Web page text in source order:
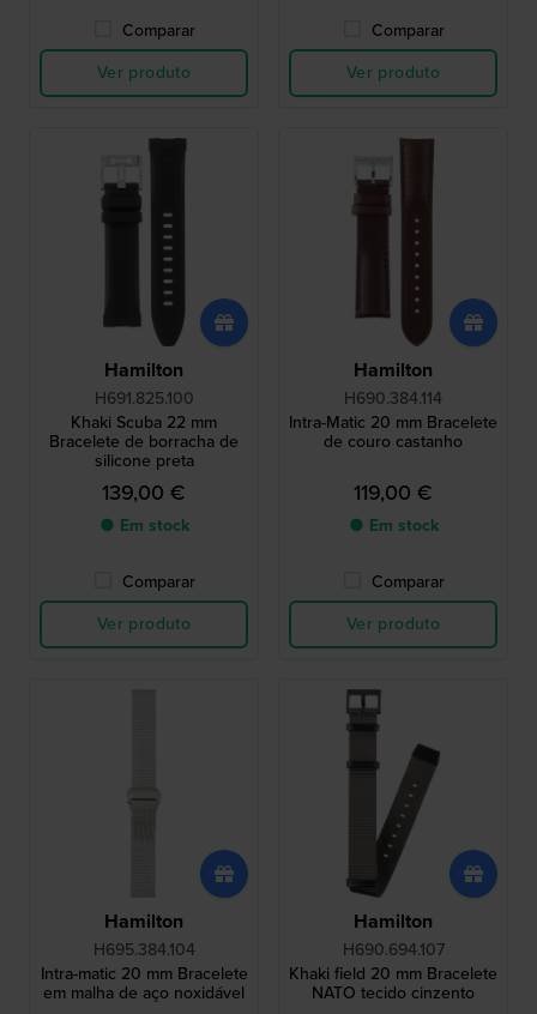
Comparar
Ver produto
Comparar
Ver produto
Hamilton
H691.825.100
Khaki Scuba 22 mm
Bracelete de borracha de
silicone preta
139,00 €
● Em stock
Comparar
Ver produto
Hamilton
H690.384.114
Intra-Matic 20 mm Bracelete
de couro castanho
119,00 €
● Em stock
Comparar
Ver produto
Hamilton
H695.384.104
Intra-matic 20 mm Bracelete
em malha de aço noxidável
Hamilton
H690.694.107
Khaki field 20 mm Bracelete
NATO tecido cinzento